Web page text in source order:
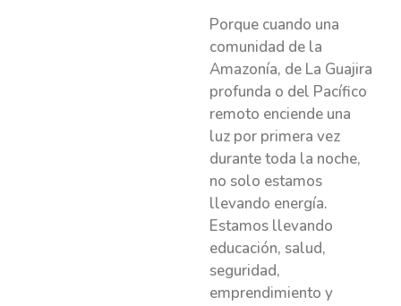
Porque cuando una
comunidad de la
Amazonía, de La Guajira
profunda o del Pacífico
remoto enciende una
luz por primera vez
durante toda la noche,
no solo estamos
llevando energía.
Estamos llevando
educación, salud,
seguridad,
emprendimiento y